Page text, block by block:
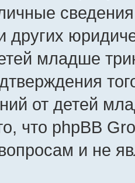
других
младше
от детей
что phpBB
и не